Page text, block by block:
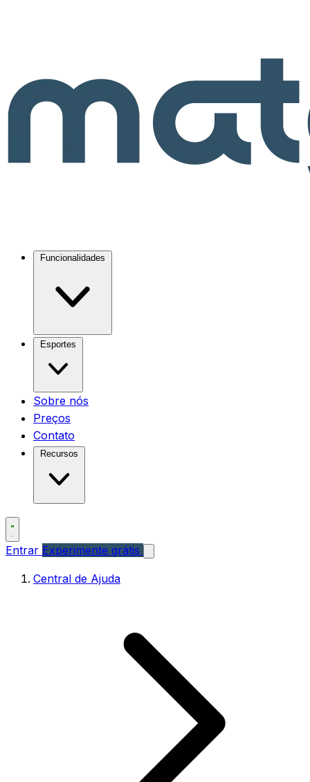
Sobre nós
Preços
Contato
Entrar Experimente grátis
Central de Ajuda